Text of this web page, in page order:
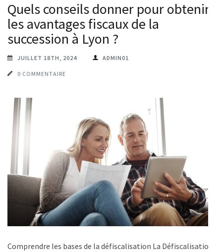
Quels conseils donner pour obtenir
les avantages fiscaux de la
succession à Lyon ?
JUILLET 18TH, 2024 ADMIN01
0 COMMENTAIRE
Comprendre les bases de la défiscalisation La Défiscalisation